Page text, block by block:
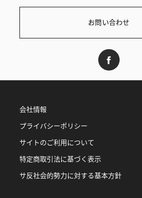
お問い合わせ
会社情報
プライバシーポリシー
サイトのご利用について
特定商取引法に基づく表示
サ反社会的勢力に対する基本方針